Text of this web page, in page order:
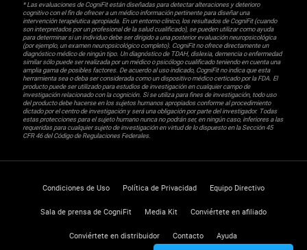
* Las evaluaciones de CogniFit están diseñadas para detectar alteraciones y deterioro
cognitivo con el fin de ofrecer a un médico información pertinente para diseñar una
intervención terapéutica apropiada. En un entorno clínico, los resultados de CogniFit (cuando
son interpretados por un profesional de la salud cualificado), se pueden utilizar como ayuda
para determinar si un individuo debe ser dirigido a una posterior evaluación neuropsicológica
(por ejemplo, un examen neuropsicológico completo). CogniFit no ofrece directamente un
diagnóstico médico de ningún tipo. Un diagnóstico de TDAH, dislexia, demencia o enfermedad
similar sólo puede ser realizada por un médico o psicólogo cualificado teniendo en cuenta una
amplia gama de posibles factores. De acuerdo al uso indicado, CogniFit no indica que esta
herramienta sea o deba ser considerada como un dispositivo médico certicado por la FDA. El
producto puede ser utilizado para estudios de investigación en cualquier campo de
investigación relacionado con la cognición. Si se utiliza para fines de investigación, todo uso
del producto debe hacerse en los sujetos humanos apropiados conforme al procedimiento
dictado por el centro de investigación y será una obligación por parte del investigador. Todas
estas protecciones para el sujeto humano nunca no podrán ser, en ningún caso, inferiores a las
requeridas para cualquier sujeto de investigación en virtud de lo dispuesto en la Sección 45
CFR 46 del Código de Regulaciones Federales.
Condiciones de Uso Política de Privacidad Equipo Directivo
Sala de prensa de CogniFit Media Kit Conviértete en afiliado
Conviértete en distribuidor Contacto Ayuda